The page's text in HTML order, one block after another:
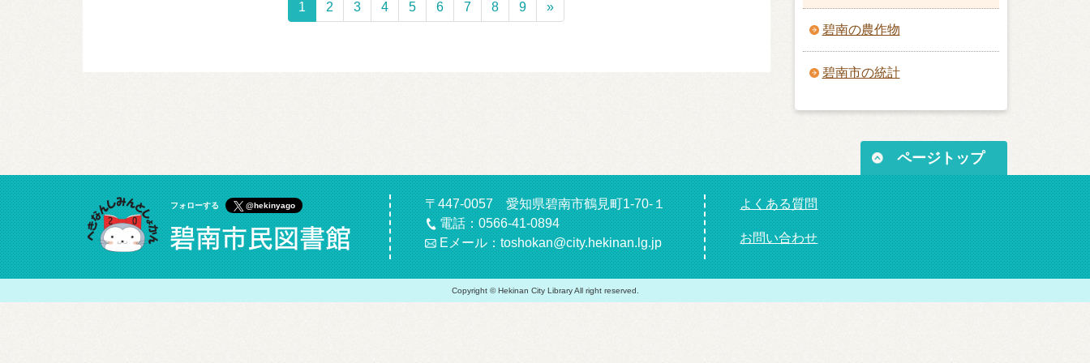
1 2 3 4 5 6 7 8 9
»
碧南の農作物
碧南市の統計
ページトップ
フォローする @hekinyago
〒447-0057 愛知県碧南市鶴見町1-70-１
電話：0566-41-0894
Eメール：toshokan@city.hekinan.lg.jp
よくある質問
お問い合わせ
Copyright © Hekinan City Library All right reserved.